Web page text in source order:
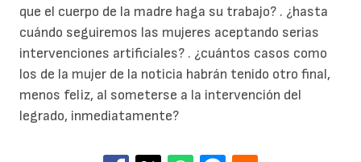
que el cuerpo de la madre haga su trabajo? . ¿hasta
cuándo seguiremos las mujeres aceptando serias
intervenciones artificiales? . ¿cuántos casos como
los de la mujer de la noticia habrán tenido otro final,
menos feliz, al someterse a la intervención del
legrado, inmediatamente?